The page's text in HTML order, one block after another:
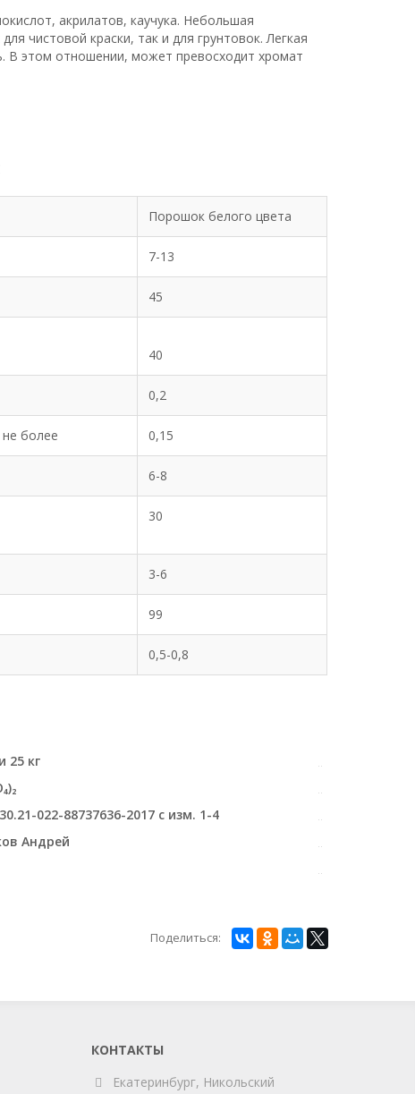
акрилатов, каучука. Небольшая
чистовой краски, так и для грунтовок. Легкая
В этом отношении, может превосходит хромат
Порошок белого цвета
7-13
45
40
0,2
более 0,15
6-8
30
3-6
99
0,5-0,8
25 кг
022-88737636-2017 с изм. 1-4
Андрей
Поделиться:
КОНТАКТЫ
Екатеринбург, Никольский